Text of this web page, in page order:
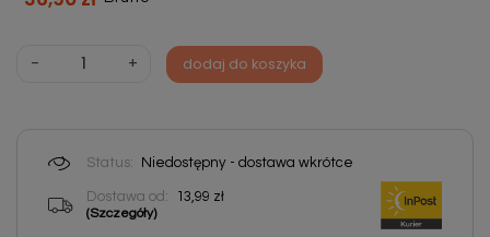
- + dodaj do koszyka
Status: Niedostępny - dostawa wkrótce
Dostawa od: 13,99 zł
(Szczegóły)